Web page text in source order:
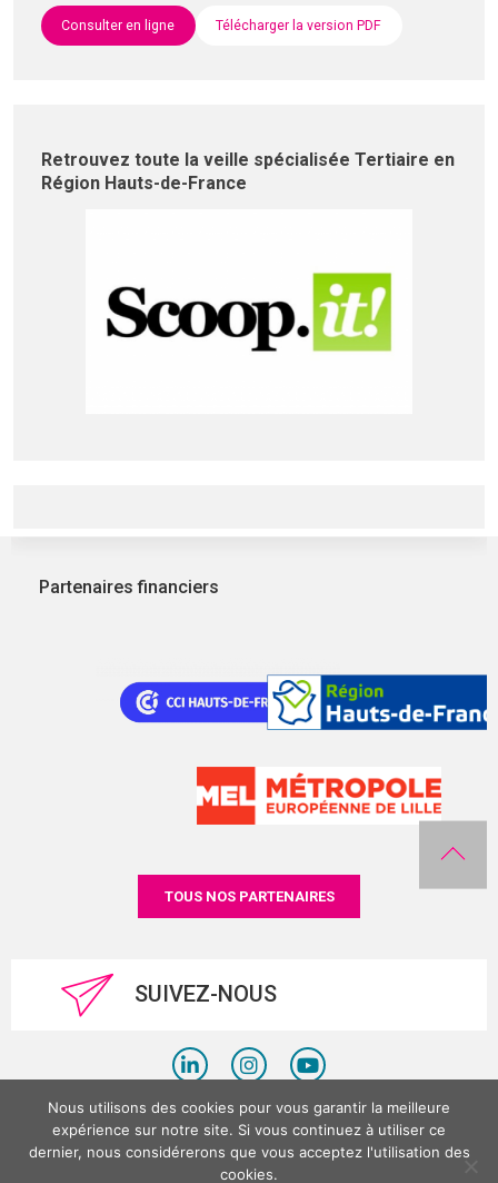
Consulter en ligne Télécharger la version PDF
Retrouvez toute la veille spécialisée Tertiaire en
Région Hauts-de-France
Partenaires financiers
TOUS NOS PARTENAIRES
SUIVEZ-NOUS
Politique de confidentialité
Mentions légales
Nous utilisons des cookies pour vous garantir la meilleure
expérience sur notre site. Si vous continuez à utiliser ce
dernier, nous considérerons que vous acceptez l'utilisation des
cookies.